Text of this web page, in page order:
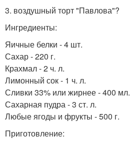
3. воздушный торт "Павлова"?
Ингредиенты:
Яичные белки - 4 шт.
Сахар - 220 г.
Крахмал - 2 ч. л.
Лимонный сок - 1 ч. л.
Сливки 33% или жирнее - 400 мл.
Сахарная пудра - 3 ст. л.
Любые ягоды и фрукты - 500 г.
Приготовление: